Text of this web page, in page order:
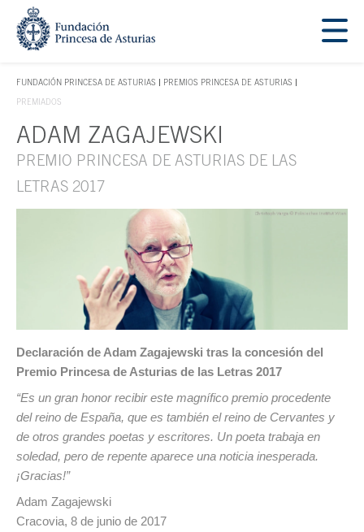
Saltar navegación. Ir directamente al contenido principal
FUNDACIÓN PRINCESA DE ASTURIAS
TECLA DE ACCESO 1
PREMIOS PRINCESA DE ASTURIAS
PREMIADOS
Contenido principal
ADAM ZAGAJEWSKI
PREMIO PRINCESA DE ASTURIAS DE LAS
LETRAS 2017
Declaración de Adam Zagajewski tras la concesión del
Premio Princesa de Asturias de las Letras 2017
“Es un gran honor recibir este magnífico premio procedente
del reino de España, que es también el reino de Cervantes y
de otros grandes poetas y escritores. Un poeta trabaja en
soledad, pero de repente aparece una noticia inesperada.
¡Gracias!”
Adam Zagajewski
Cracovia, 8 de junio de 2017